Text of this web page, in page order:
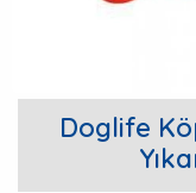
Doglife